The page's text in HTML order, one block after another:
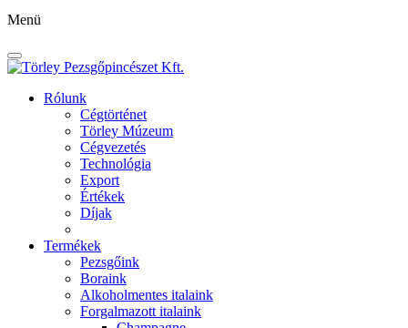
Menü
Rólunk
Cégtörténet
Törley Múzeum
Cégvezetés
Technológia
Export
Értékek
Díjak
Termékek
Pezsgőink
Boraink
Alkoholmentes italaink
Forgalmazott italaink